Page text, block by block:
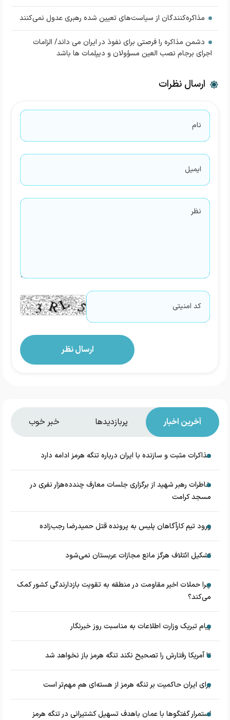
مذاکره‌کنندگان از سیاست‌های تعیین شده رهبری عدول نمی‌کنند
دشمن مذاکره را فرصتی برای نفوذ در ایران می داند/ الزامات
اجرای برجام نصب العین مسؤولان و دیپلمات ها باشد
ارسال نظرات
آخرین اخبار پربازدیدها خبر خوب
مذاکرات مثبت و سازنده با ایران درباره تنگه هرمز ادامه دارد
خاطرات رهبر شهید از برگزاری جلسات معارف چندده‌هزار نفری در
مسجد کرامت
ورود تیم کارآگاهان پلیس به پرونده قتل حمیدرضا رجب‌زاده
تشکیل ائتلاف هرگز مانع مجازات عربستان نمی‌شود
چرا حملات اخیر مقاومت در منطقه به تقویت بازدارندگی کشور کمک
می‌کند؟
پیام تبریک وزارت اطلاعات به مناسبت روز خبرنگار
تا آمریکا رفتارش را تصحیح نکند تنگه هرمز باز نخواهد شد
برای ایران حاکمیت بر تنگه هرمز از هسته‌ای هم مهم‌تر است
استمرار گفتگوها با عمان باهدف تسهیل کشتیرانی در تنگه هرمز